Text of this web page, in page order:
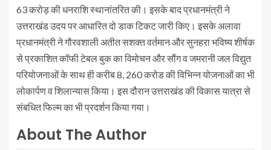
63 करोड़ की धनराशि स्थानांतरित की। इसके बाद प्रधानमंत्री ने
उत्तराखंड उदय पर आधारित दो डाक टिकट जारी किए। इसके अलावा
प्रधानमंत्री ने गौरवशाली अतीत सशक्त वर्तमान और सुनहरा भविष्य शीर्षक
से प्रकाशित कॉफी टेबल बुक का विमोचन और सौंग व जमरानी जल विद्युत
परियोजनाओं के साथ ही करीब 8, 260 करोड की विभिन्न योजनाओं का भी
लोकार्पण व शिलान्यास किया। इस दौरान उत्तराखंड की विकास यात्रा से
संबधित फिल्म का भी प्रदर्शन किया गया।
About The Author